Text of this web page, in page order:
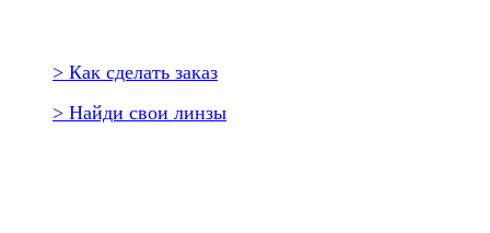
> Как сделать заказ
> Найди свои линзы